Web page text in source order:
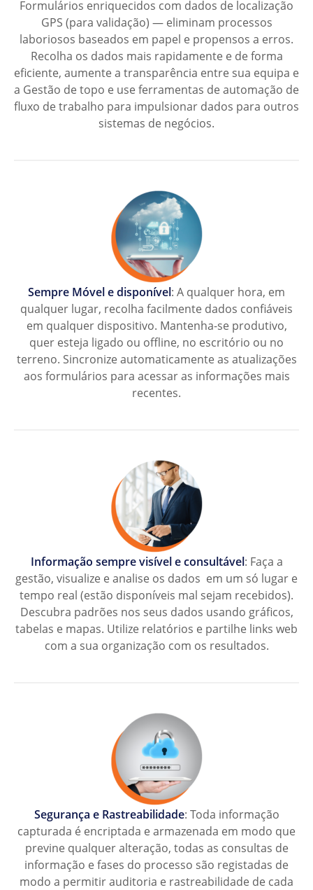
Formulários enriquecidos com dados de localização
GPS (para validação) — eliminam processos
laboriosos baseados em papel e propensos a erros.
Recolha os dados mais rapidamente e de forma
eficiente, aumente a transparência entre sua equipa e
a Gestão de topo e use ferramentas de automação de
fluxo de trabalho para impulsionar dados para outros
sistemas de negócios.
Sempre Móvel e disponível: A qualquer hora, em
qualquer lugar, recolha facilmente dados confiáveis
em qualquer dispositivo. Mantenha-se produtivo,
quer esteja ligado ou offline, no escritório ou no
terreno. Sincronize automaticamente as atualizações
aos formulários para acessar as informações mais
recentes.
Informação sempre visível e consultável: Faça a
gestão, visualize e analise os dados em um só lugar e
tempo real (estão disponíveis mal sejam recebidos).
Descubra padrões nos seus dados usando gráficos,
tabelas e mapas. Utilize relatórios e partilhe links web
com a sua organização com os resultados.
Segurança e Rastreabilidade: Toda informação
capturada é encriptada e armazenada em modo que
previne qualquer alteração, todas as consultas de
informação e fases do processo são registadas de
modo a permitir auditoria e rastreabilidade de cada